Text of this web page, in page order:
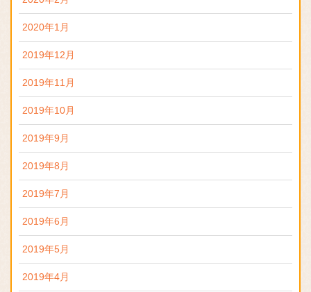
2020年1月
2019年12月
2019年11月
2019年10月
2019年9月
2019年8月
2019年7月
2019年6月
2019年5月
2019年4月